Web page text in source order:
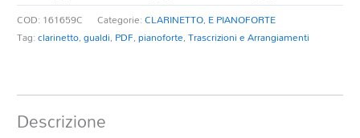
COD: 161659C Categorie:CLARINETTO, E PIANOFORTE
Tag:clarinetto,gualdi, PDF,pianoforte,Trascrizioni e Arrangiamenti
Descrizione